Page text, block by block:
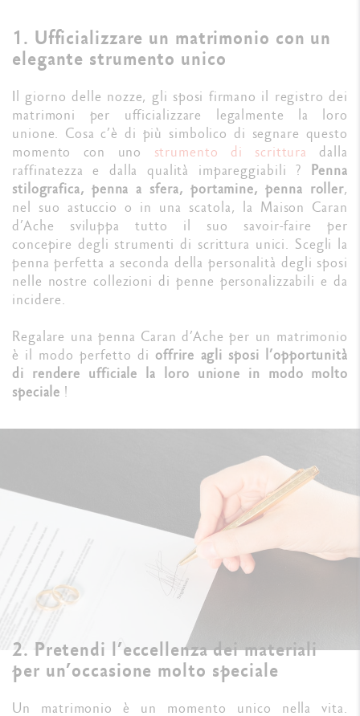
1. Ufficializzare un matrimonio con un
elegante strumento unico
Il giorno delle nozze, gli sposi firmano il registro dei
matrimoni per ufficializzare legalmente la loro
unione. Cosa c’è di più simbolico di segnare questo
momento con uno strumento di scrittura dalla
raffinatezza e dalla qualità impareggiabili ? Penna
stilografica, penna a sfera, portamine, penna roller,
nel suo astuccio o in una scatola, la Maison Caran
d’Ache sviluppa tutto il suo savoir-faire per
concepire degli strumenti di scrittura unici. Scegli la
penna perfetta a seconda della personalità degli sposi
nelle nostre collezioni di penne personalizzabili e da
incidere.
Regalare una penna Caran d’Ache per un matrimonio
è il modo perfetto di offrire agli sposi l’opportunità
di rendere ufficiale la loro unione in modo molto
speciale !
2. Pretendi l’eccellenza dei materiali
per un’occasione molto speciale
Un matrimonio è un momento unico nella vita.